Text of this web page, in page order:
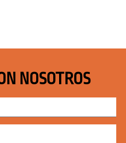
NOSOTROS